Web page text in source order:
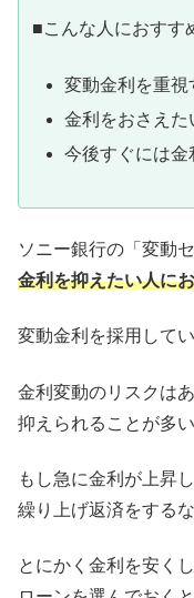
■こんな人におすす
変動金利を重視
金利をおさえた
今後すぐには金
ソニー銀行の「変動
金利を抑えたい人に
変動金利を採用してい
金利変動のリスクは
抑えられることが多い
もし急に金利が上昇
繰り上げ返済をする
とにかく金利を安く